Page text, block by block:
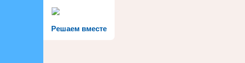
Решаем вместе